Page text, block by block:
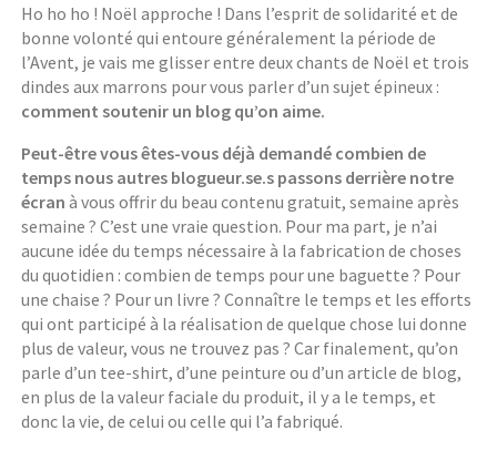
Ho ho ho ! Noël approche ! Dans l’esprit de solidarité et de
bonne volonté qui entoure généralement la période de
l’Avent, je vais me glisser entre deux chants de Noël et trois
dindes aux marrons pour vous parler d’un sujet épineux :
comment soutenir un blog qu’on aime.
Peut-être vous êtes-vous déjà demandé combien de
temps nous autres blogueur.se.s passons derrière notre
écran à vous offrir du beau contenu gratuit, semaine après
semaine ? C’est une vraie question. Pour ma part, je n’ai
aucune idée du temps nécessaire à la fabrication de choses
du quotidien : combien de temps pour une baguette ? Pour
une chaise ? Pour un livre ? Connaître le temps et les efforts
qui ont participé à la réalisation de quelque chose lui donne
plus de valeur, vous ne trouvez pas ? Car finalement, qu’on
parle d’un tee-shirt, d’une peinture ou d’un article de blog,
en plus de la valeur faciale du produit, il y a le temps, et
donc la vie, de celui ou celle qui l’a fabriqué.